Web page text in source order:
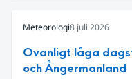
Meteorologi8 juli 2026
Ovanligt låga
och Ångermanland